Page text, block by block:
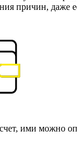
причин, даже
ими можно